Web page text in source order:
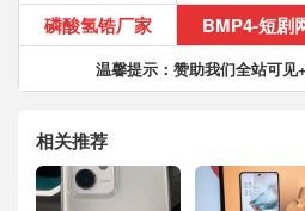
磷酸氢锆厂家
BMP4-短剧
温馨提示：赞助我们全站可见
相关推荐